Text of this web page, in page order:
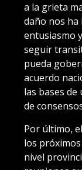
a la grieta
daño nos ha
entusiasmo
seguir
pueda
acuerdo
las bases
de
Por último,
los
nivel